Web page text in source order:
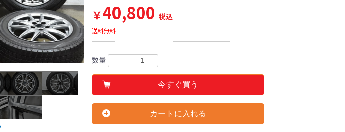
￥40,800 税込
送料無料
数量
今すぐ買う
カートに入れる